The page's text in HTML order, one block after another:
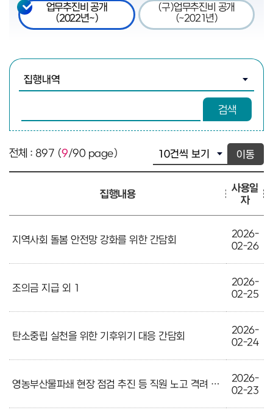
업무추진비 공개
(2022년~)
(구)업무추진비 공개
(~2021년)
검색
전체 : 897 (9/90 page) 이동
집행내용
사용일
자
지역사회 돌봄 안전망 강화를 위한 간담회
2026-
02-26
조의금 지급 외 1
2026-
02-25
탄소중립 실천을 위한 기후위기 대응 간담회
2026-
02-24
영농부산물파쇄 현장 점검 추진 등 직원 노고 격려 외 1
2026-
02-23